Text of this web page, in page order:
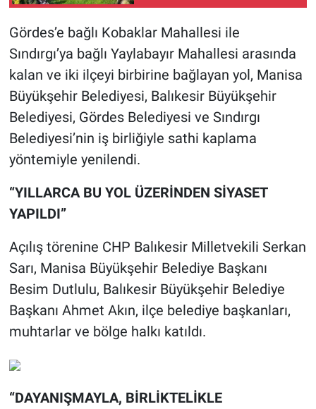
Gördes’e bağlı Kobaklar Mahallesi ile
Sındırgı’ya bağlı Yaylabayır Mahallesi arasında
kalan ve iki ilçeyi birbirine bağlayan yol, Manisa
Büyükşehir Belediyesi, Balıkesir Büyükşehir
Belediyesi, Gördes Belediyesi ve Sındırgı
Belediyesi’nin iş birliğiyle sathi kaplama
yöntemiyle yenilendi.
“YILLARCA BU YOL ÜZERİNDEN SİYASET
YAPILDI”
Açılış törenine CHP Balıkesir Milletvekili Serkan
Sarı, Manisa Büyükşehir Belediye Başkanı
Besim Dutlulu, Balıkesir Büyükşehir Belediye
Başkanı Ahmet Akın, ilçe belediye başkanları,
muhtarlar ve bölge halkı katıldı.
“DAYANIŞMAYLA, BİRLİKTELİKLE